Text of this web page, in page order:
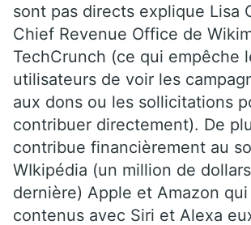
sont pas directs explique Lisa
Chief Revenue Office de
TechCrunch (ce qui empêche
utilisateurs de voir les
aux dons ou les sollicitations
contribuer directement). De
contribue financièrement au
WIkipédia (un million de dollars
dernière) Apple et Amazon
contenus avec Siri et Alexa